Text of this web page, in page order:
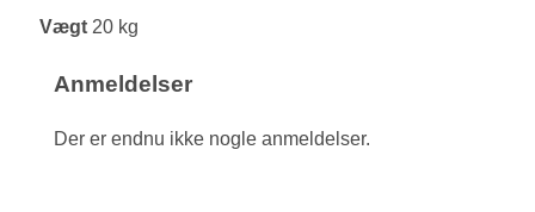
Vægt 20 kg
Anmeldelser
Der er endnu ikke nogle anmeldelser.